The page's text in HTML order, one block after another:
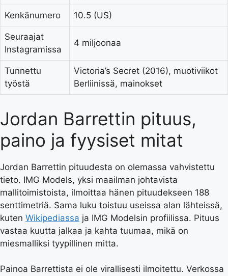
Kenkänumero 10.5 (US)
Seuraajat
Instagramissa
4 miljoonaa
Tunnettu
työstä
Victoria’s Secret (2016), muotiviikot
Berliinissä, mainokset
Jordan Barrettin pituus,
paino ja fyysiset mitat
Jordan Barrettin pituudesta on olemassa vahvistettu
tieto. IMG Models, yksi maailman johtavista
mallitoimistoista, ilmoittaa hänen pituudekseen 188
senttimetriä. Sama luku toistuu useissa alan lähteissä,
kuten Wikipediassa ja IMG Modelsin profiilissa. Pituus
vastaa kuutta jalkaa ja kahta tuumaa, mikä on
miesmalliksi tyypillinen mitta.
Painoa Barrettista ei ole virallisesti ilmoitettu. Verkossa